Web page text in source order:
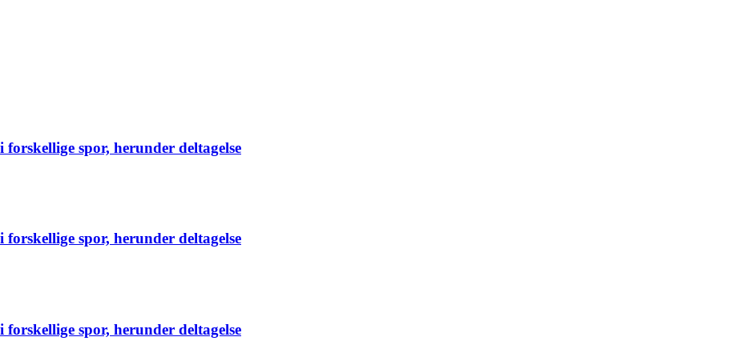
spor, herunder deltagelse
spor, herunder deltagelse
spor, herunder deltagelse